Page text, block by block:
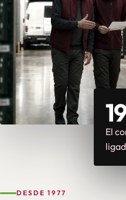
El
DESDE 1977